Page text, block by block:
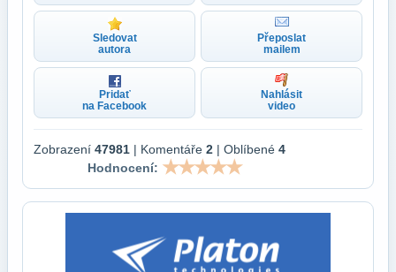
Sledovat
autora
Přeposlat
mailem
Pridať
na Facebook
Nahlásit
video
Zobrazení 47981 | Komentáře 2 | Oblíbené 4
Hodnocení: